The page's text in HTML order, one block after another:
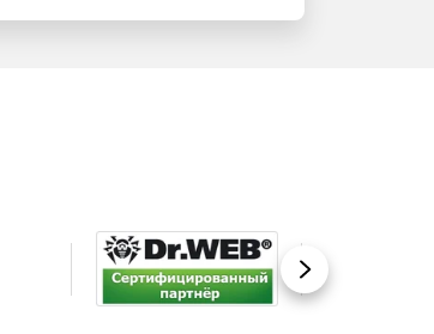
Вперед